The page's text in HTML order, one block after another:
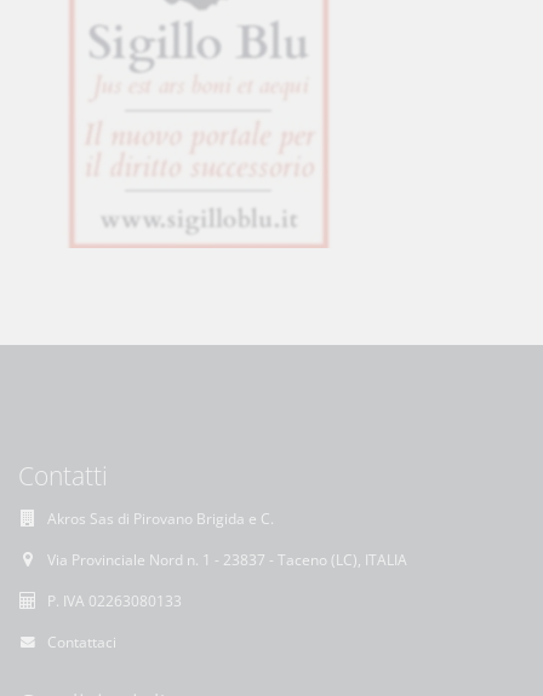
Contatti
Akros Sas di Pirovano Brigida e C.
Via Provinciale Nord n. 1 - 23837 - Taceno (LC), ITALIA
P. IVA 02263080133
Contattaci